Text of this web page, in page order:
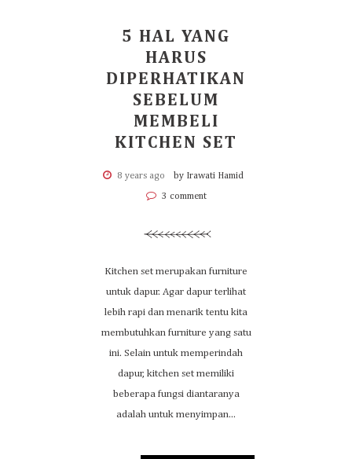
5 HAL YANG
HARUS
DIPERHATIKAN
SEBELUM
MEMBELI
KITCHEN SET
8 years ago by Irawati Hamid
3 comment
Kitchen set merupakan furniture
untuk dapur. Agar dapur terlihat
lebih rapi dan menarik tentu kita
membutuhkan furniture yang satu
ini. Selain untuk memperindah
dapur, kitchen set memiliki
beberapa fungsi diantaranya
adalah untuk menyimpan...